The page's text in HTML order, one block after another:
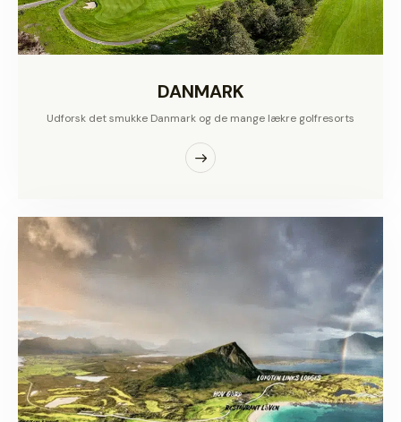
DANMARK
Udforsk det smukke Danmark og de mange lækre golfresorts